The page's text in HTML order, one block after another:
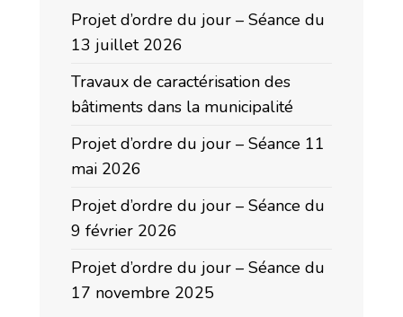
Projet d’ordre du jour – Séance du
13 juillet 2026
Travaux de caractérisation des
bâtiments dans la municipalité
Projet d’ordre du jour – Séance 11
mai 2026
Projet d’ordre du jour – Séance du
9 février 2026
Projet d’ordre du jour – Séance du
17 novembre 2025